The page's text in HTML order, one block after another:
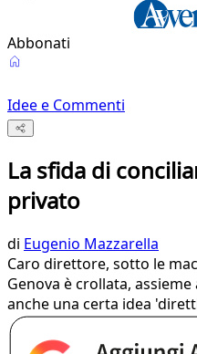
Abbonati
Idee e Commenti
La sfida di
privato
di Eugenio Mazzarella
Caro direttore, sotto le
Genova è crollata,
anche una certa idea